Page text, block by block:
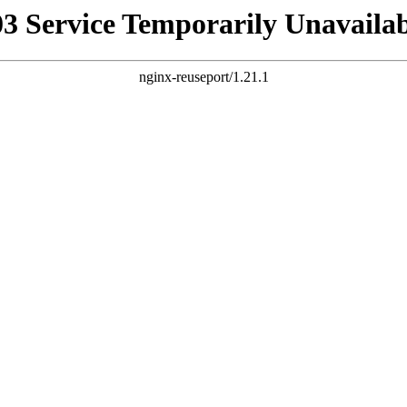
Service Temporarily
nginx-reuseport/1.21.1